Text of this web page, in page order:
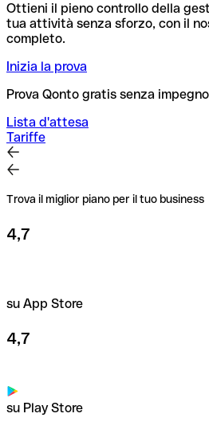
Ottieni il pieno controllo della
tua attività senza sforzo, con il
completo.
Inizia la prova
Prova Qonto gratis senza
Lista d'attesa
Tariffe
Trova il miglior piano per il tuo business
4,7
su App Store
4,7
su Play Store